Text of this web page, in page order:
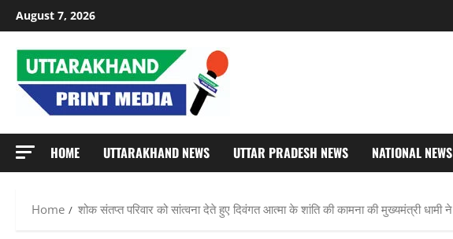
Skip
to
content
August 7, 2026
HOME UTTARAKHAND NEWS UTTAR PRADESH NEWS NATIONAL NEWS
Home शोक संतप्त परिवार को सांत्वना देते हुए दिवंगत आत्मा के शांति की कामना की मुख्यमंत्री धामी ने